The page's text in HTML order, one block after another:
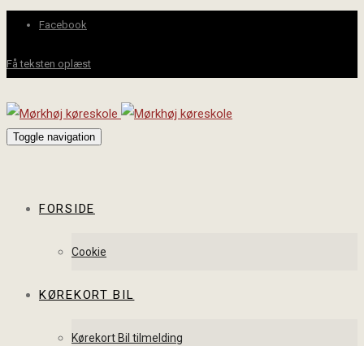
Facebook
Få teksten oplæst
Toggle navigation
FORSIDE
Cookie
KØREKORT BIL
Kørekort Bil tilmelding